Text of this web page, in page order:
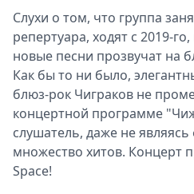
Слухи о том, что группа
репертуара, ходят с 2019-
новые песни прозвучат на
Как бы то ни было,
блюз-рок Чиграков не
концертной программе
слушатель, даже не
множество хитов. Концерт
Space!